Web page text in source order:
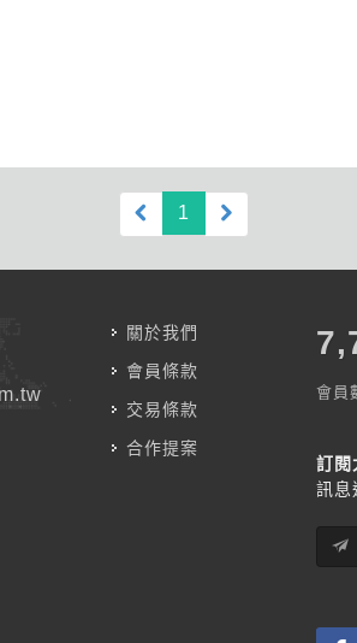
1 (current)
關於我們
會員條款
交易條款
合作提案
會員
訂閱
訊息